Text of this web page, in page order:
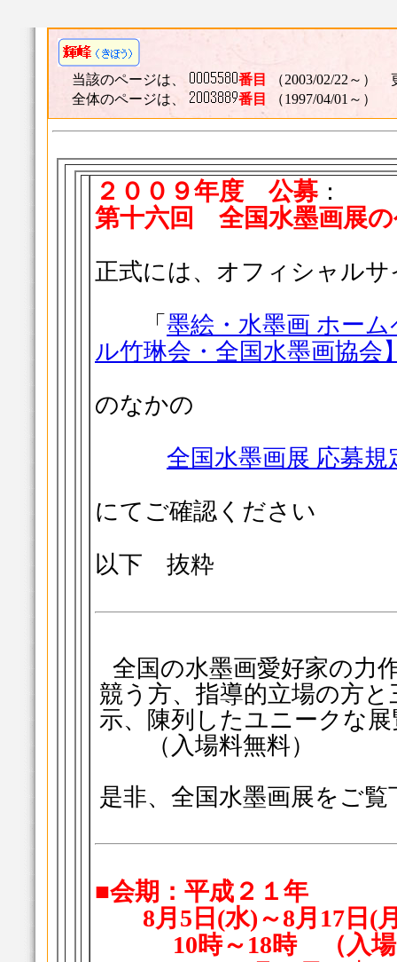
当該のページは、 番目
（2003/02/22～）
全体のページは、
番目 （1997/04/01～）
２００９年度 公募：
第十六回 全国水墨画展の
正式には、オフィシャルサ
「 墨絵・水墨画 ホー
ル竹琳会・全国水墨画協会
のなかの
全国水墨画展 応募
にてご確認ください
以下 抜粋
全国の水墨画愛好家の力
競う方、指導的立場の方
示、陳列したユニークな
（入場料無料）
是非、全国水墨画展をご
■会期：平成２１年
8月5日(水)～8月17日(
10時～18時 （入